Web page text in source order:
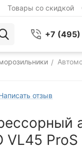
Товары со скидкой
+7
/
отзыв
VL45 ProS